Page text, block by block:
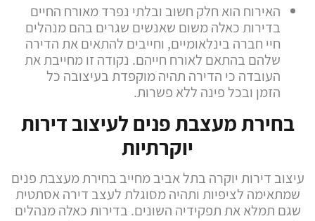
האירוח הוא חלק חשוב ובלתי נפרד מאורח החיים
בדירות כאלה משום שאנשים שגרים בהם מנהלים
חיי חברה בינלאומיים, וחייבים להתאים את הדירה
שלהם בהתאם לאורח חייהם. נקודה זו מחייבת את
העובדה כי הדירה תהיה מוקפדת בעיצובה כל
הזמן ובכל פינה ללא פשרות.
בחירת מעצבת פנים לעיצוב דירות
יוקרתיות
עיצוב דירות יוקרה בתל אביב מחייב בחירת מעצבת פנים
שמתאימה לציפיות ותהיה מסוגלת לעצב דירה אסתטית
שגם תמלא את תפקידיה השונים. בדירות כאלה מנהלים